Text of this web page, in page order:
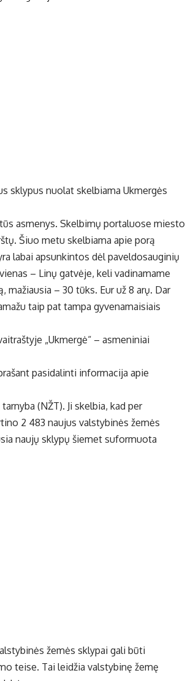
sklypus nuolat skelbiama Ukmergės
asmenys. Skelbimų portaluose miesto
Šiuo metu skelbiama apie porą
labai apsunkintos dėl paveldosauginių
– Linų gatvėje, keli vadinamame
mažiausia – 30 tūks. Eur už 8 arų. Dar
taip pat tampa gyvenamaisiais
„Ukmergė“ – asmeniniai
pasidalinti informacija apie
(NŽT). Ji skelbia, kad per
2 483 naujus valstybinės žemės
naujų sklypų šiemet suformuota
žemės sklypai gali būti
teise. Tai leidžia valstybinę žemę